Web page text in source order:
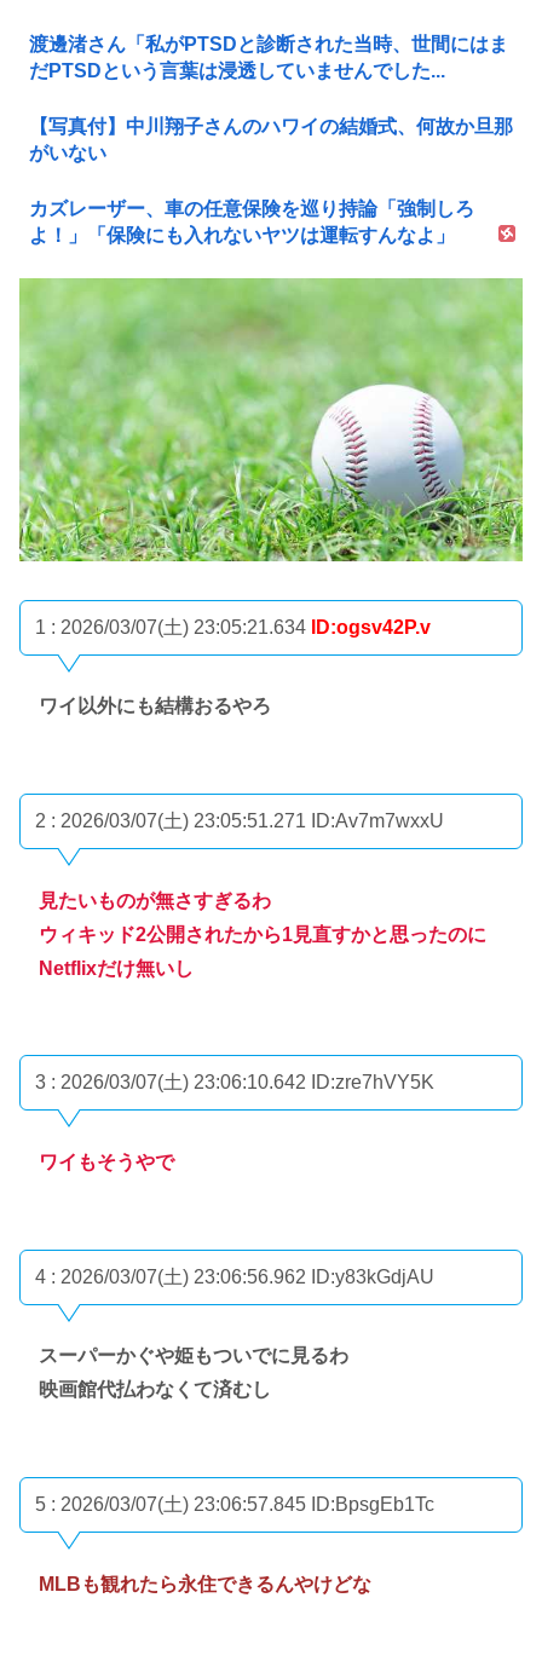
渡邊渚さん「私がPTSDと診断された当時、世間にはま
だPTSDという言葉は浸透していませんでした...
【写真付】中川翔子さんのハワイの結婚式、何故か旦那
がいない
カズレーザー、車の任意保険を巡り持論「強制しろ
よ！」「保険にも入れないヤツは運転すんなよ」
1 : 2026/03/07(土) 23:05:21.634 ID:ogsv42P.v
ワイ以外にも結構おるやろ
2 : 2026/03/07(土) 23:05:51.271 ID:Av7m7wxxU
見たいものが無さすぎるわ
ウィキッド2公開されたから1見直すかと思ったのに
Netflixだけ無いし
3 : 2026/03/07(土) 23:06:10.642 ID:zre7hVY5K
ワイもそうやで
4 : 2026/03/07(土) 23:06:56.962 ID:y83kGdjAU
スーパーかぐや姫もついでに見るわ
映画館代払わなくて済むし
5 : 2026/03/07(土) 23:06:57.845 ID:BpsgEb1Tc
MLBも観れたら永住できるんやけどな